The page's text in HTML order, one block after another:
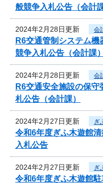
般競争入札公告（会計課
2024年2月28日更新 会
R6交通管制システム
競争入札公告（会計課）
2024年2月28日更新 会
R6交通安全施設の保守
札公告（会計課）
2024年2月27日更新 ぎ
令和6年度ぎふ木遊館
入札公告
2024年2月27日更新 ぎ
令和6年度ぎふ木遊館